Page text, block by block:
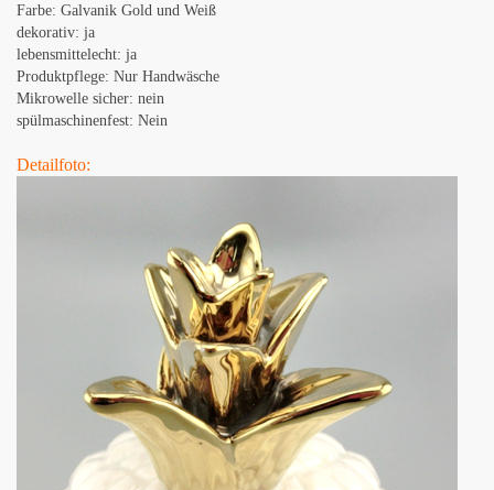
Farbe: Galvanik Gold und Weiß
dekorativ: ja
lebensmittelecht: ja
Produktpflege: Nur Handwäsche
Mikrowelle sicher: nein
spülmaschinenfest: Nein
Detailfoto: